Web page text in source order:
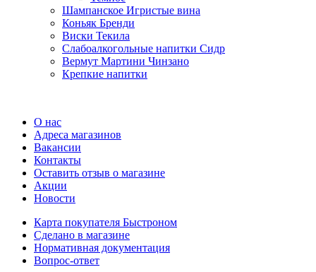
Шампанское Игристые вина
Коньяк Бренди
Виски Текила
Слабоалкогольные напитки Сидр
Вермут Мартини Чинзано
Крепкие напитки
О нас
Адреса магазинов
Вакансии
Контакты
Оставить отзыв о магазине
Акции
Новости
Карта покупателя Быстроном
Сделано в магазине
Нормативная документация
Вопрос-ответ